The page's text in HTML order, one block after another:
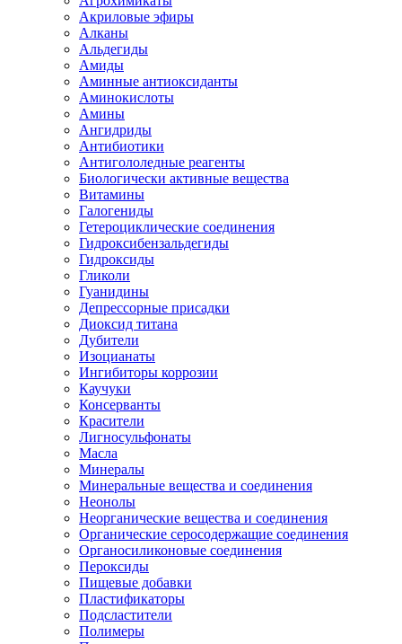
Акриловые эфиры
Алканы
Альдегиды
Амиды
Аминные антиоксиданты
Аминокислоты
Амины
Ангидриды
Антибиотики
Антигололедные реагенты
Биологически активные вещества
Витамины
Галогениды
Гетероциклические соединения
Гидроксибензальдегиды
Гидроксиды
Гликоли
Гуанидины
Депрессорные присадки
Диоксид титана
Дубители
Изоцианаты
Ингибиторы коррозии
Каучуки
Консерванты
Красители
Лигносульфонаты
Масла
Минералы
Минеральные вещества и соединения
Неонолы
Неорганические вещества и соединения
Органические серосодержащие соединения
Органосиликоновые соединения
Пероксиды
Пищевые добавки
Пластификаторы
Подсластители
Полимеры